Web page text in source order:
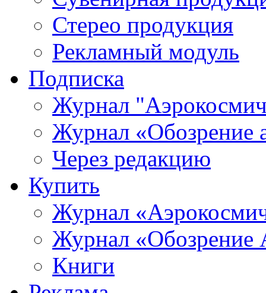
Стерео продукция
Рекламный модуль
Подписка
Журнал
Журнал «Обозрение
Через редакцию
Купить
Журнал
Журнал «Обозрение
Книги